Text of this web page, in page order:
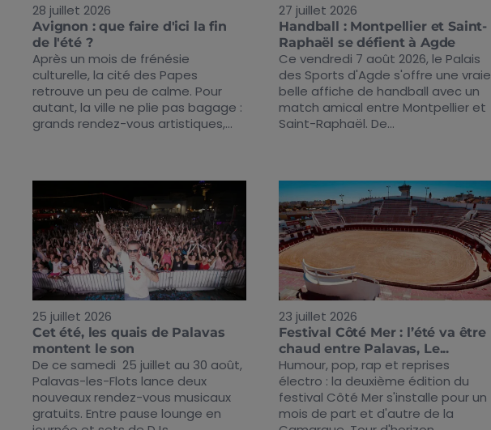
28 juillet 2026
Avignon : que faire d'ici la fin
de l'été ?
Après un mois de frénésie
culturelle, la cité des Papes
retrouve un peu de calme. Pour
autant, la ville ne plie pas bagage :
grands rendez-vous artistiques,...
27 juillet 2026
Handball : Montpellier et Saint-
Raphaël se défient à Agde
Ce vendredi 7 août 2026, le Palais
des Sports d'Agde s'offre une vraie
belle affiche de handball avec un
match amical entre Montpellier et
Saint-Raphaël. De...
25 juillet 2026
Cet été, les quais de Palavas
montent le son
De ce samedi 25 juillet au 30 août,
Palavas-les-Flots lance deux
nouveaux rendez-vous musicaux
gratuits. Entre pause lounge en
23 juillet 2026
Festival Côté Mer : l’été va être
chaud entre Palavas, Le...
Humour, pop, rap et reprises
électro : la deuxième édition du
festival Côté Mer s'installe pour un
mois de part et d'autre de la